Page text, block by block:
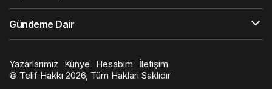
Gündeme Dair
Yazarlarımız Künye Hesabım
İletişim
© Telif Hakkı 2026, Tüm Hakları Saklıdır